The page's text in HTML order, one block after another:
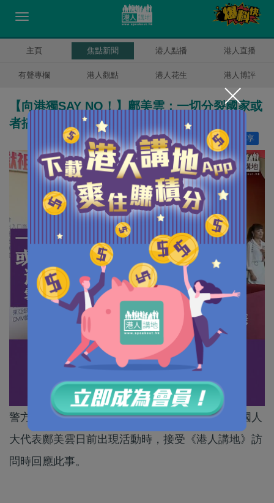
主頁 焦點新聞 港人點播 港人直播
有聲專欄 港人觀點 港人花生 港人博評
【向港獨SAY NO！】鄺美雲：一切分裂國家或
者搞港獨、根本是零容忍
分享
讚好 0
警方日前作出決定，要取締香港民族黨。港區全國人
大代表鄺美雲日前出現活動時，接受《港人講地》訪
問時回應此事。